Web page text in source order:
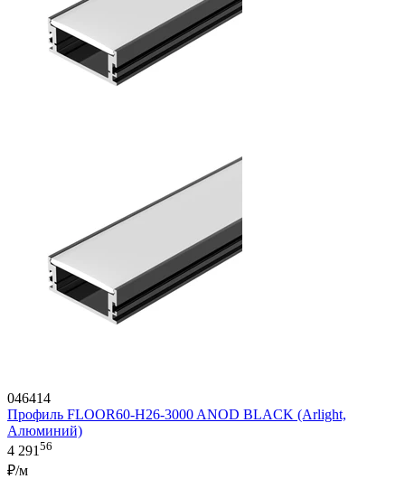
046414
Профиль FLOOR60-H26-3000 ANOD BLACK (Arlight,
Алюминий)
4 29156
₽/м